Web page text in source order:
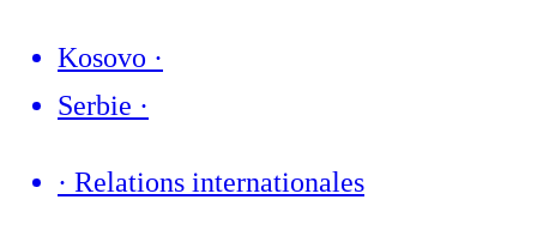
Kosovo ·
Serbie ·
· Relations internationales